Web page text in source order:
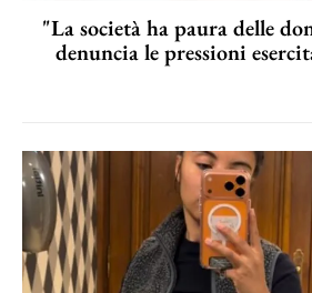
"La società ha paura delle
denuncia le pressioni